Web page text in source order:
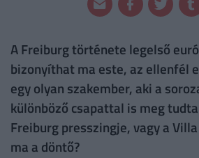
A Freiburg története legelső
bizonyíthat ma este, az ellenfél
egy olyan szakember, aki a
különböző csapattal is meg
Freiburg presszingje, vagy a
ma a döntő?